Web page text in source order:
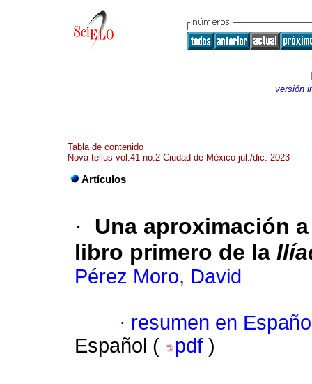
versión
Tabla de contenido
Nova tellus vol.41 no.2 Ciudad de México jul./dic. 2023
Artículos
·
Una aproximación
libro primero de la
Pérez Moro, David
· resumen en
Español (
pdf )